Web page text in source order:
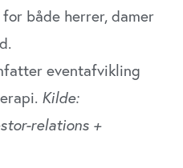
både herrer, damer
eventafvikling
Kilde:
relations +